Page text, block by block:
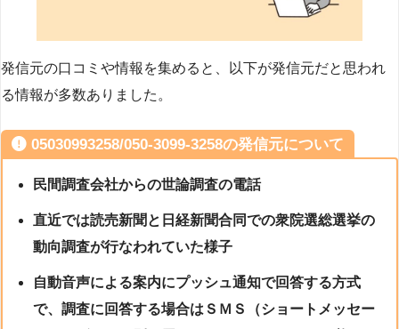
発信元の口コミや情報を集めると、以下が発信元だと思われ
る情報が多数ありました。
05030993258/050-3099-3258の発信元について
民間調査会社からの世論調査の電話
直近では読売新聞と日経新聞合同での衆院選総選挙の
動向調査が行なわれていた様子
自動音声による案内にプッシュ通知で回答する方式
で、調査に回答する場合はＳＭＳ（ショートメッセー